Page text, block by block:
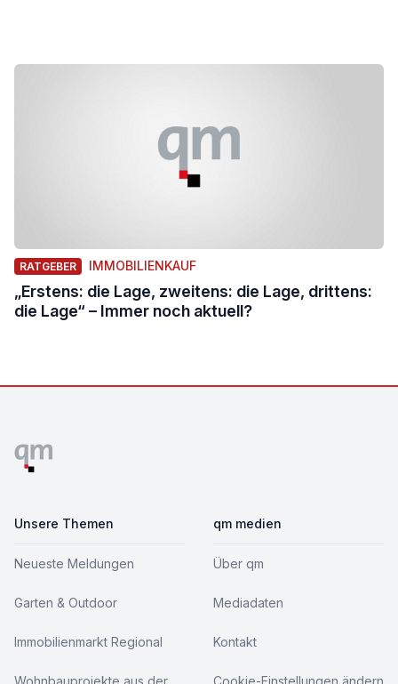
RATGEBER IMMOBILIENKAUF
„Erstens: die Lage, zweitens: die Lage, drittens:
die Lage“ – Immer noch aktuell?
Unsere Themen
Neueste Meldungen
Garten & Outdoor
Immobilienmarkt Regional
Wohnbauprojekte aus der
qm medien
Über qm
Mediadaten
Kontakt
Cookie-Einstellungen ändern